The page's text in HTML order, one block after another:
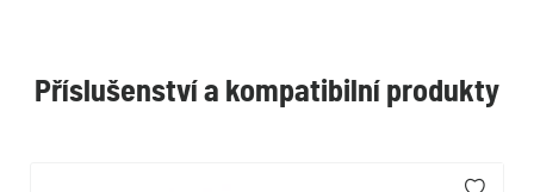
Příslušenství a kompatibilní produkty